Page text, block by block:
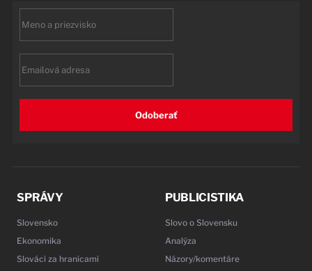
Odoberať
SPRÁVY
Slovensko
Ekonomika
Slováci za hranicami
PUBLICISTIKA
Slovo o Slovensku
Analýza
Názory/komentáre